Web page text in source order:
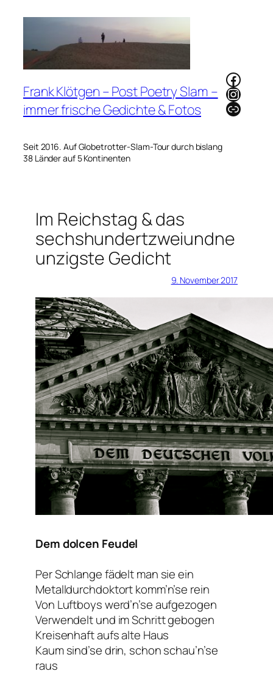
Frank Klötgen – Post Poetry Slam –
immer frische Gedichte & Fotos
Seit 2016. Auf Globetrotter-Slam-Tour durch bislang
38 Länder auf 5 Kontinenten
Link
Im Reichstag & das
sechshundertzweiundne
unzigste Gedicht
9. November 2017
Dem dolcen Feudel
Per Schlange fädelt man sie ein
Metalldurchdoktort komm’n’se rein
Von Luftboys werd’n’se aufgezogen
Verwendelt und im Schritt gebogen
Kreisenhaft aufs alte Haus
Kaum sind’se drin, schon schau’n’se
raus